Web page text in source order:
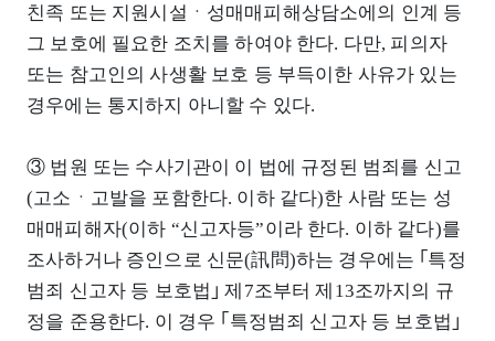
친족 또는 지원시설ㆍ성매매피해상담소에의 인계 등
그 보호에 필요한 조치를 하여야 한다. 다만, 피의자
또는 참고인의 사생활 보호 등 부득이한 사유가 있는
경우에는 통지하지 아니할 수 있다.
③ 법원 또는 수사기관이 이 법에 규정된 범죄를 신고
(고소ㆍ고발을 포함한다. 이하 같다)한 사람 또는 성
매매피해자(이하 “신고자등”이라 한다. 이하 같다)를
조사하거나 증인으로 신문(訊問)하는 경우에는 ｢특정
범죄 신고자 등 보호법｣ 제7조부터 제13조까지의 규
정을 준용한다. 이 경우 ｢특정범죄 신고자 등 보호법｣